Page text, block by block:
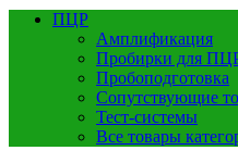
ПЦР
Амплификация
Пробирки для
Пробоподготовка
Сопутствующие
Тест-системы
Все товары